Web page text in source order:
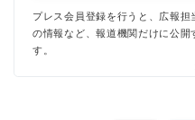
プレス会員登録を行うと、広報
の情報など、報道機関だけに公開
す。